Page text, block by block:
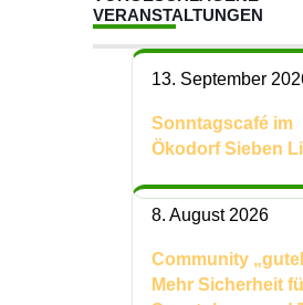
VERANSTALTUNGEN
13. September
Sonntagscafé im
Ökodorf Sieben
8. August 2026
Community
Mehr Sicherheit